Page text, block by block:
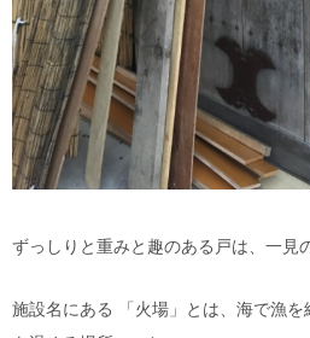
ずっしりと重みと趣のある戸は、一見
施設名にある 「火場」とは、海で漁